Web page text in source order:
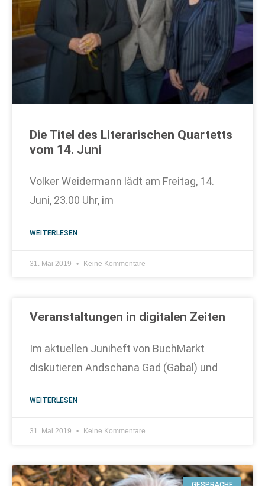
Die Titel des Literarischen Quartetts
vom 14. Juni
Volker Weidermann lädt am Freitag, 14.
Juni, 23.00 Uhr, im
WEITERLESEN
31. Mai 2019 Keine Kommentare
Veranstaltungen in digitalen Zeiten
Im aktuellen Juniheft von BuchMarkt
diskutieren Andschana Gad (Gabal) und
WEITERLESEN
31. Mai 2019 Keine Kommentare